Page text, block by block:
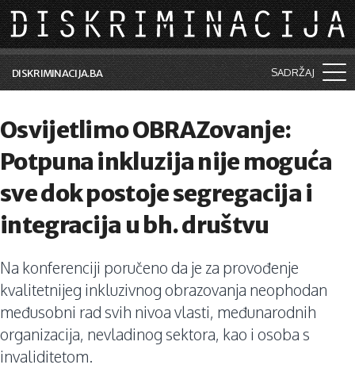
Skip to main content
DISKRIMINACIJA.BA SADRŽAJ
Vijesti i događaji
Aktuelne teme
Kolumne
Lične priče
Saradnja sa medijima
Pretraga
Osvijetlimo OBRAZovanje:
Potpuna inkluzija nije moguća
sve dok postoje segregacija i
integracija u bh. društvu
Na konferenciji poručeno da je za provođenje
kvalitetnijeg inkluzivnog obrazovanja neophodan
međusobni rad svih nivoa vlasti, međunarodnih
organizacija, nevladinog sektora, kao i osoba s
invaliditetom.